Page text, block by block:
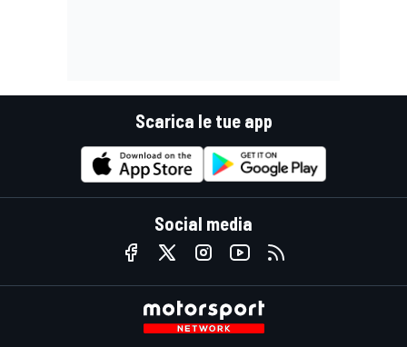
Scarica le tue app
Social media